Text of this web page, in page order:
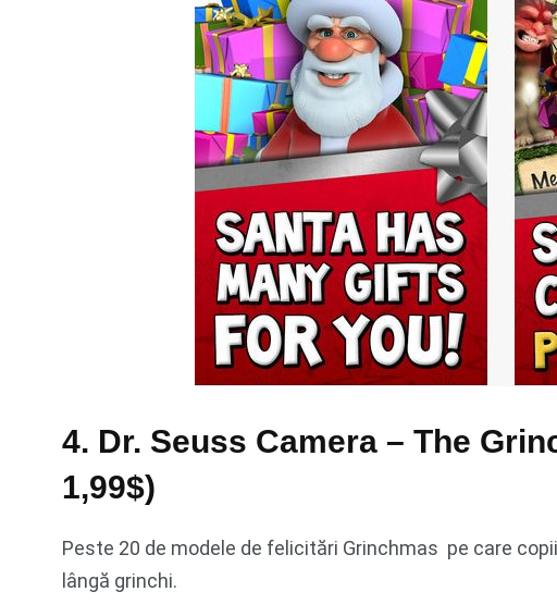
4. Dr. Seuss Camera – The
1,99$)
Peste 20 de modele de felicitări Grinchmas pe care
lângă grinchi.